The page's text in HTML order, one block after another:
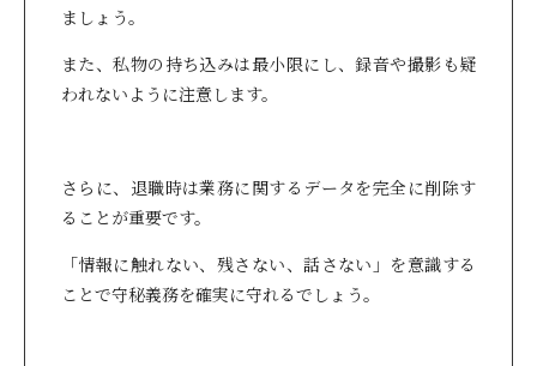
ましょう。
また、私物の持ち込みは最小限にし、録音や撮影も疑
われないように注意します。
さらに、退職時は業務に関するデータを完全に削除す
ることが重要です。
「情報に触れない、残さない、話さない」を意識する
ことで守秘義務を確実に守れるでしょう。